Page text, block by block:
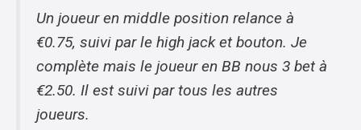
Un joueur en middle position relance à
€0.75, suivi par le high jack et bouton. Je
complète mais le joueur en BB nous 3 bet à
€2.50. Il est suivi par tous les autres
joueurs.